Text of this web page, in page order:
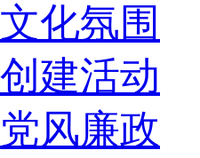
文化氛围
创建活动
党风廉政